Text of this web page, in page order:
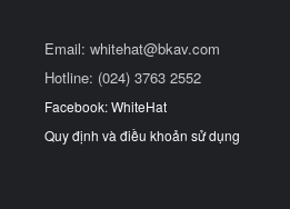
Email: whitehat@bkav.com
Hotline: (024) 3763 2552
Facebook: WhiteHat
Quy định và điều khoản sử dụng